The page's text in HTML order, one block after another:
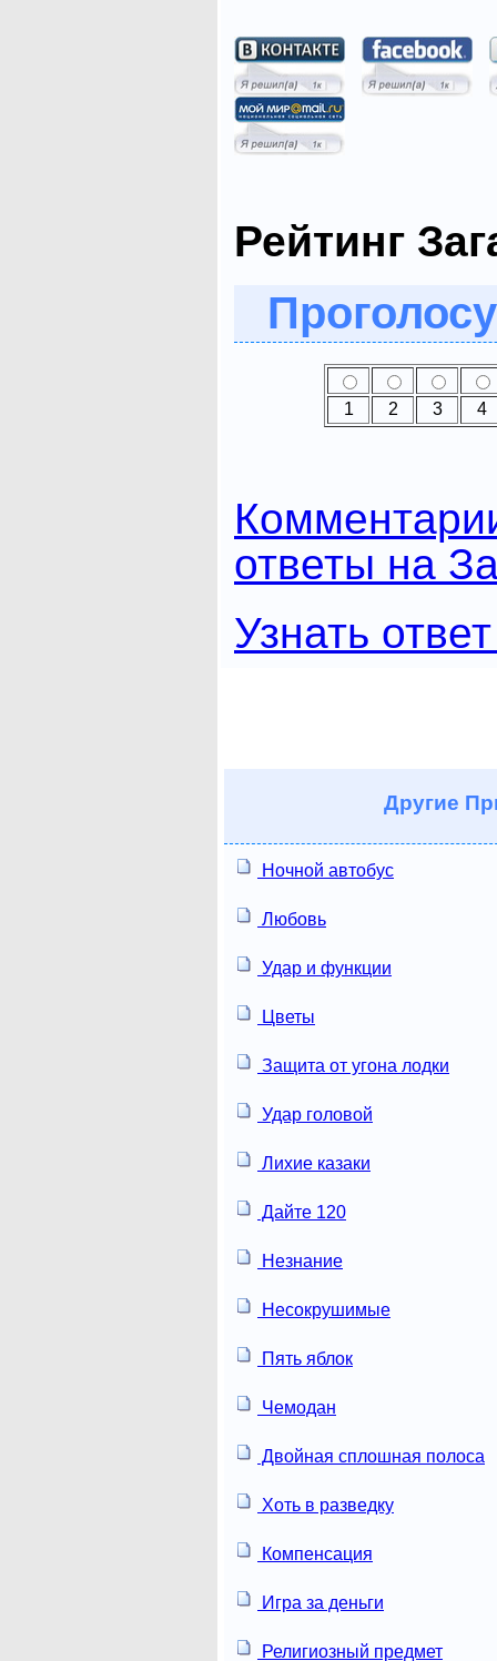
Рейтинг
1 2 3 4
ответы на
Узнать
Другие
Ночной автобус
Любовь
Удар и функции
Цветы
Защита от угона лодки
Удар головой
Лихие казаки
Дайте 120
Незнание
Несокрушимые
Пять яблок
Чемодан
Двойная сплошная полоса
Хоть в разведку
Компенсация
Игра за деньги
Религиозный предмет